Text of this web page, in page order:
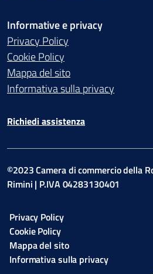
Informative e privacy
Privacy Policy
Cookie Policy
Mappa del sito
Informativa sulla privacy
Richiedi assistenza
©2023 Camera di commercio della
Rimini | P.IVA 04283130401
Privacy Policy
Cookie Policy
Mappa del sito
Informativa sulla privacy